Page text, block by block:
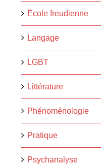
École freudienne
Langage
LGBT
Littérature
Phénoménologie
Pratique
Psychanalyse